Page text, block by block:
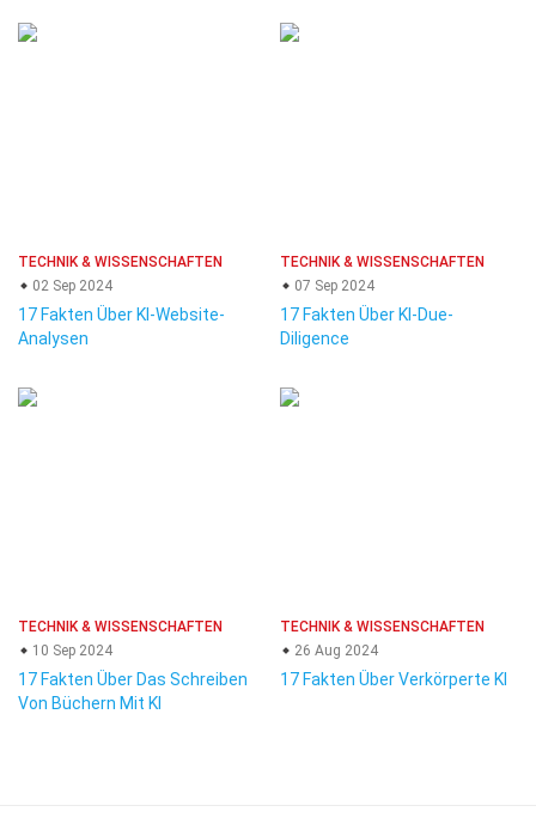
TECHNIK & WISSENSCHAFTEN
02 Sep 2024
17 Fakten Über KI-Website-
Analysen
TECHNIK & WISSENSCHAFTEN
07 Sep 2024
17 Fakten Über KI-Due-
Diligence
TECHNIK & WISSENSCHAFTEN
10 Sep 2024
17 Fakten Über Das Schreiben
Von Büchern Mit KI
TECHNIK & WISSENSCHAFTEN
26 Aug 2024
17 Fakten Über Verkörperte KI